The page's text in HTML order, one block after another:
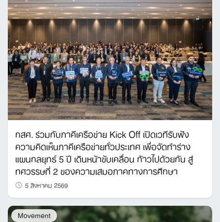
กสศ. ร่วมกับภาคีเครือข่าย Kick Off เปิดเวทีรับฟัง
ความคิดเห็นภาคีเครือข่ายทั่วประเทศ เพื่อจัดทำร่าง
แผนกลยุทธ์ 5 ปี เดินหน้าขับเคลื่อน ก้าวไปด้วยกัน สู่
ทศวรรษที่ 2 ของความเสมอภาคทางการศึกษา
5 สิงหาคม 2569
Movement